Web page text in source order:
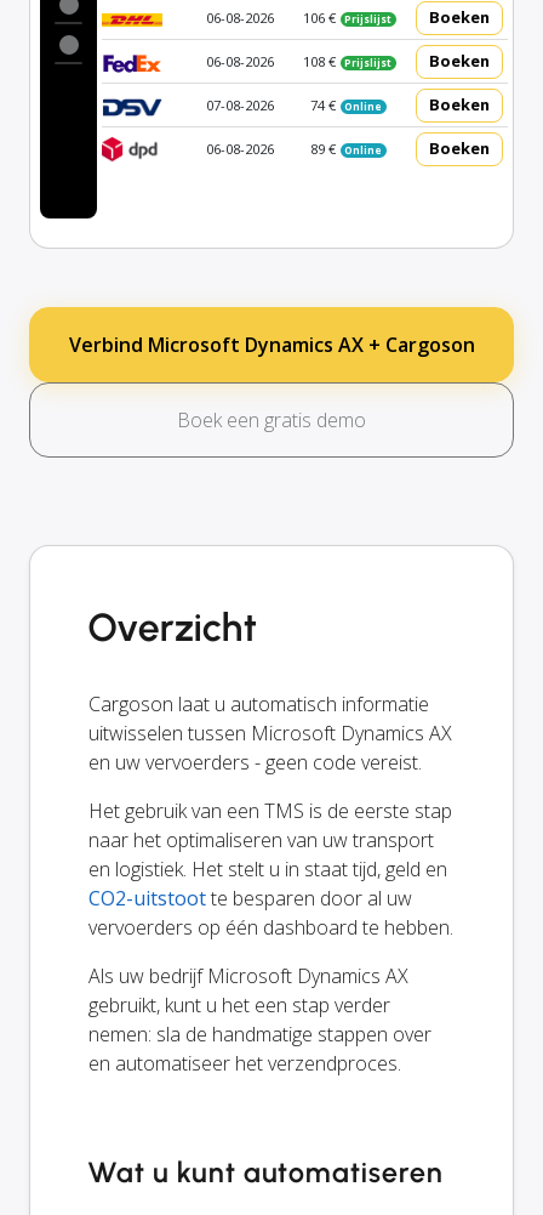
06-08-2026 106 € Prijslijst Boeken
06-08-2026 108 € Prijslijst Boeken
07-08-2026 74 € Online Boeken
06-08-2026 89 € Online Boeken
Verbind Microsoft Dynamics AX + Cargoson
Boek een gratis demo
Overzicht
Cargoson laat u automatisch informatie
uitwisselen tussen Microsoft Dynamics AX
en uw vervoerders - geen code vereist.
Het gebruik van een TMS is de eerste stap
naar het optimaliseren van uw transport
en logistiek. Het stelt u in staat tijd, geld en
CO2-uitstootte besparen door al uw
vervoerders op één dashboard te hebben.
Als uw bedrijf Microsoft Dynamics AX
gebruikt, kunt u het een stap verder
nemen: sla de handmatige stappen over
en automatiseer het verzendproces.
Wat u kunt automatiseren